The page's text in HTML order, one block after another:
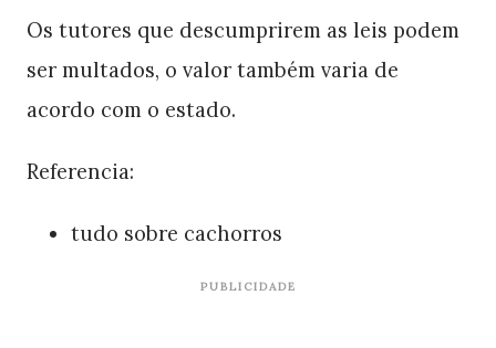
Os tutores que descumprirem as leis podem
ser multados, o valor também varia de
acordo com o estado.
Referencia:
tudo sobre cachorros
PUBLICIDADE